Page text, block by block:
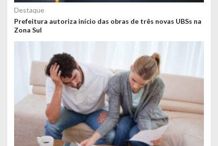
Destaque
Prefeitura autoriza início das obras de três novas UBSs na
Zona Sul